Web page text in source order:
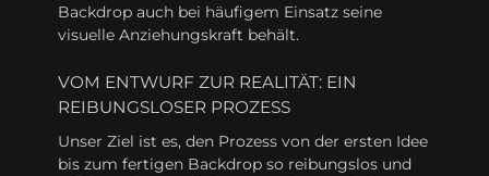
Backdrop auch bei häufigem Einsatz seine
visuelle Anziehungskraft behält.
VOM ENTWURF ZUR REALITÄT: EIN
REIBUNGSLOSER PROZESS
Unser Ziel ist es, den Prozess von der ersten Idee
bis zum fertigen Backdrop so reibungslos und